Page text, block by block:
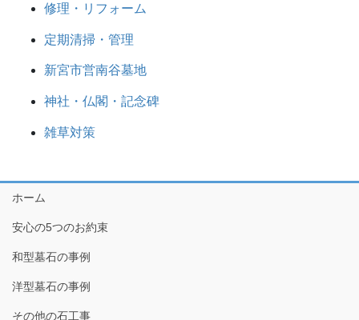
修理・リフォーム
定期清掃・管理
新宮市営南谷墓地
神社・仏閣・記念碑
雑草対策
ホーム
安心の5つのお約束
和型墓石の事例
洋型墓石の事例
その他の石工事